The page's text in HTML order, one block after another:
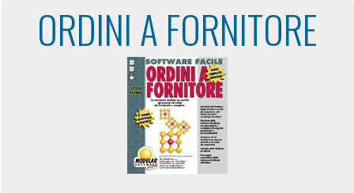
ORDINI A FORNITORE